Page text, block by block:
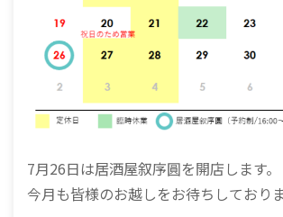
7月26日は居酒屋叙序圓を開店します。
今月も皆様のお越しをお待ちしており